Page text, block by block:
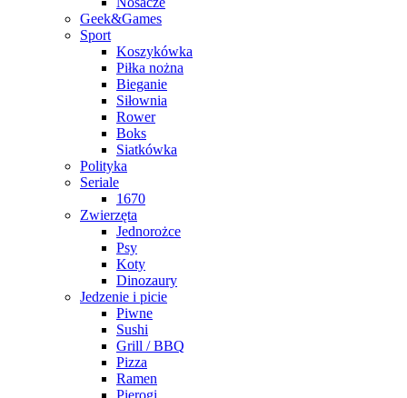
Geek&Games
Sport
Koszykówka
Piłka nożna
Bieganie
Siłownia
Rower
Boks
Siatkówka
Polityka
Seriale
1670
Zwierzęta
Jednorożce
Psy
Koty
Dinozaury
Jedzenie i picie
Piwne
Sushi
Grill / BBQ
Pizza
Ramen
Pierogi